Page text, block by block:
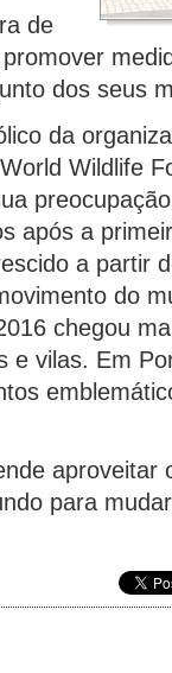
de
dos seus
da
Wildlife
após a
a partir
do
chegou
e vilas. Em
aproveitar
para